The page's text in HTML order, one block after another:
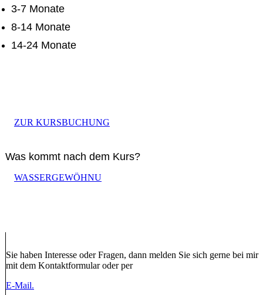
3-7 Monate
8-14 Monate
14-24 Monate
ZUR KURSBUCHUNG
Was kommt nach dem Kurs?
WASSERGEWÖHNUNG
Sie haben Interesse oder Fragen, dann melden Sie sich gerne bei mir
mit dem Kontaktformular oder per
E-Mail.